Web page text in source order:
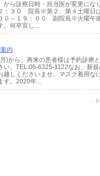
ら診察日時・担当医が変更にな
：３０ 院長※第２、第４土曜日
０～１９：００ 副院長※火曜午
。何卒宜し...
内
)から、再来の患者様は予約診療
い。TEL:06-6325-1122なお、新
しくださいませ。マスク着用な
す。2020年...
-